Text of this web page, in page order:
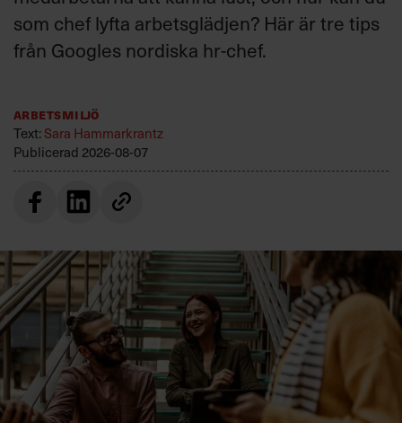
som chef lyfta arbetsglädjen? Här är tre tips
från Googles nordiska hr-chef.
Arbetsmiljö
Text:Sara Hammarkrantz
Publicerad 2026-08-07